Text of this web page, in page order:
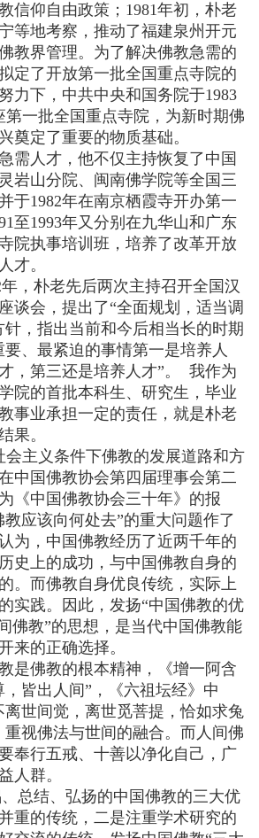
信仰自由政策；1981年初，朴老
等地考察，推动了福建泉州开元
教界管理。为了解决佛教急需的
定了开放第一批全国重点寺院的
力下，中共中央和国务院于1983
第一批全国重点寺院，为新时期佛
奠定了重要的物质基础。
需人才，他不仅主持恢复了中国
岩山分院、闽南佛学院等全国三
于1982年在南京栖霞寺开办第一
至1993年又分别在九华山和广东
院执事培训班，培养了改革开放
才。
朴老先后两次主持召开全国汉
谈会，提出了“全面规划，适当调
针，指出当前和今后相当长的时期
、最紧迫的事情第一是培养人
，第三还是培养人才”。 我作为
院的首批本科生、研究生，毕业
事业承担一定的责任，就是朴老
果。
义条件下佛教的发展道路和方
中国佛教协会第四届理事会第二
《中国佛教协会三十年》的报
应该向何处去”的重大问题作了
为，中国佛教经历了近两千年的
史上的成功，与中国佛教自身的
。而佛教自身优良传统，实际上
实践。因此，发扬“中国佛教的优
佛教”的思想，是当代中国佛教能
来的正确选择。
是佛教的根本精神，《增一阿含
皆出人间”，《六祖坛经》中
离世间觉，离世觅菩提，恰如求兔
重视佛法与世间的融合。而人间佛
奉行五戒、十善以净化自己，广
人群。
结、弘扬的中国佛教的三大优
重的传统，二是注重学术研究的